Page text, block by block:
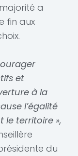
a
fin aux
et
à la
l’égalité
le territoire »,
du